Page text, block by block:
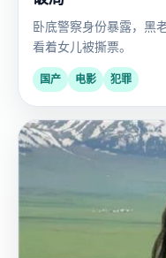
卧底警察身份暴露，黑
看着女儿被撕票。
国产 电影
犯罪
2022
日